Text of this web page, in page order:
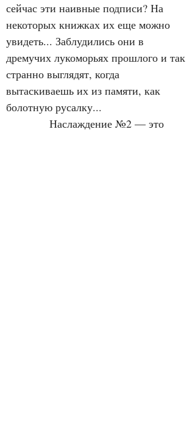
сейчас эти наивные подписи? На
некоторых книжках их еще можно
увидеть... Заблудились они в
дремучих лукоморьях прошлого и так
странно выглядят, когда
вытаскиваешь их из памяти, как
болотную русалку...
Наслаждение №2 — это